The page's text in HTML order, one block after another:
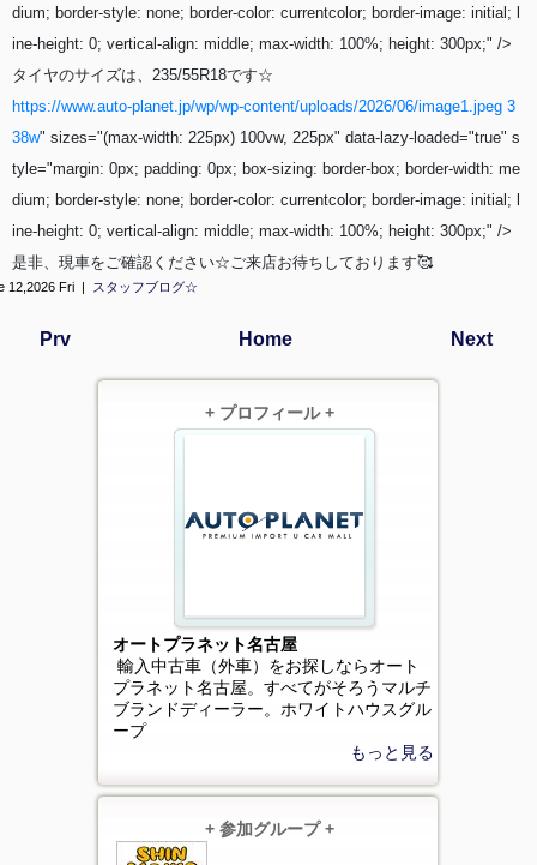
+ プロフィール +
オートプラネット名古屋
輸入中古車（外車）をお探しならオート
プラネット名古屋。すべてがそろうマルチ
ブランドディーラー。ホワイトハウスグル
ープ
もっと見る
+ 参加グループ +
dium; border-style: none; border-color: currentcolor; border-image: initial; l
ine-height: 0; vertical-align: middle; max-width: 100%; height: 300px;" />
タイヤのサイズは、235/55R18です☆
https://www.auto-planet.jp/wp/wp-content/uploads/2026/06/image1.jpeg 3
38w" sizes="(max-width: 225px) 100vw, 225px" data-lazy-loaded="true" s
tyle="margin: 0px; padding: 0px; box-sizing: border-box; border-width: me
dium; border-style: none; border-color: currentcolor; border-image: initial; l
ine-height: 0; vertical-align: middle; max-width: 100%; height: 300px;" />
是非、現車をご確認ください☆ご来店お待ちしております🥰
12,2026 Fri | スタッフブログ☆
Prv Next
Home